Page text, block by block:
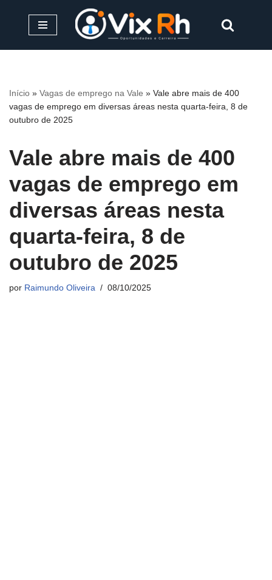
Pular
Início » Vagas de emprego na Vale » Vale abre mais de 400
vagas de emprego em diversas áreas nesta quarta-feira, 8 de
outubro de 2025
Vale abre mais de 400
vagas de emprego em
diversas áreas nesta
quarta-feira, 8 de
outubro de 2025
por Raimundo Oliveira 08/10/2025